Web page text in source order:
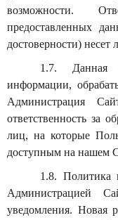
возможности.
предоставленных
достоверности)
1.7. Данная
информации,
Администрация
ответственность за
лиц, на которые
доступным на нашем
1.8. Политика
Администрацией
уведомления. Новая